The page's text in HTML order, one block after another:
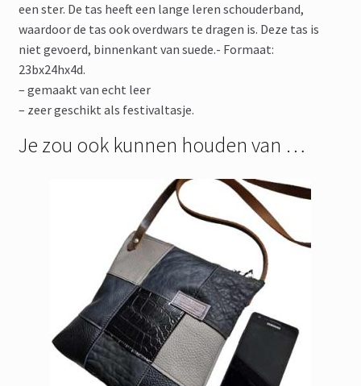
een ster. De tas heeft een lange leren schouderband,
waardoor de tas ook overdwars te dragen is. Deze tas is
niet gevoerd, binnenkant van suede.- Formaat:
23bx24hx4d.
– gemaakt van echt leer
– zeer geschikt als festivaltasje.
Je zou ook kunnen houden van …